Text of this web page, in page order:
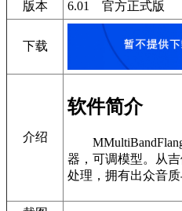
版本
6.01 官方正式版
下载
介绍
软件简介
器，可调模型。从
处理，拥有出众音质